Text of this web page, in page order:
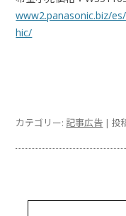
www2.panasonic.biz/
hic/
カテゴリー: 記事広告 | 投